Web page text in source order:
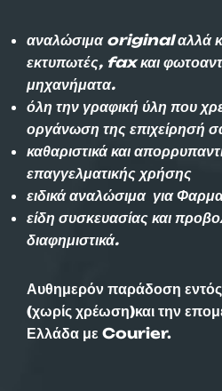
αναλώσιμα original αλλά
εκτυπωτές, fax και
μηχανήματα.
όλη την γραφική ύλη που
οργάνωση της επιχείρησή
καθαριστικά και
επαγγελματικής χρήσης
ειδικά αναλώσιμα για
είδη συσκευασίας και
διαφημιστικά.
Αυθημερόν παράδοση
(χωρίς χρέωση)και την
Ελλάδα με Courier.